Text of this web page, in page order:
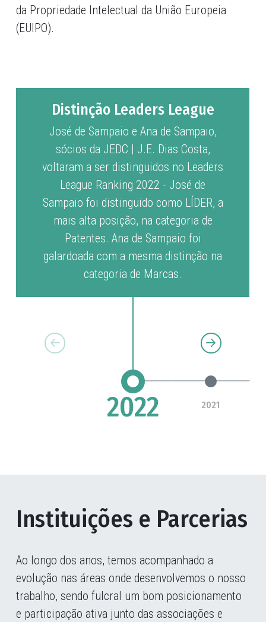
da Propriedade Intelectual da União Europeia
(EUIPO).
Distinção Leaders League
José de Sampaio e Ana de Sampaio,
sócios da JEDC | J.E. Dias Costa,
voltaram a ser distinguidos no Leaders
League Ranking 2022 - José de
Sampaio foi distinguido como LÍDER, a
mais alta posição, na categoria de
Patentes. Ana de Sampaio foi
galardoada com a mesma distinção na
categoria de Marcas.
2022 2021
Instituições e Parcerias
Ao longo dos anos, temos acompanhado a
evolução nas áreas onde desenvolvemos o nosso
trabalho, sendo fulcral um bom posicionamento
e participação ativa junto das associações e